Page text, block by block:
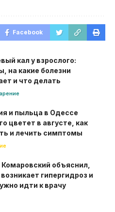
Facebook
кал у взрослого:
на какие болезни
и что делать
и пыльца в Одессе
цветет в августе, как
и лечить симптомы
объяснил,
гипергидроз и
идти к врачу